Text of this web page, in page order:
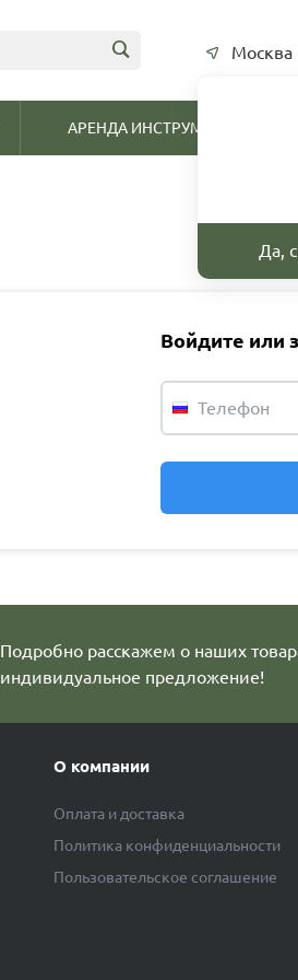
Москва
АРЕНДА ИНСТРУМЕНТА
Войдите или
Телефон
Подробно расскажем о наших
индивидуальное предложение!
О компании
Оплата и доставка
Политика конфиденциальности
Пользовательское соглашение
Да,